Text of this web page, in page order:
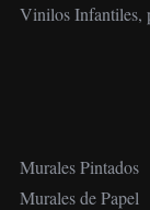
Vinilos Infantiles,
Murales Pintados
Murales de Papel